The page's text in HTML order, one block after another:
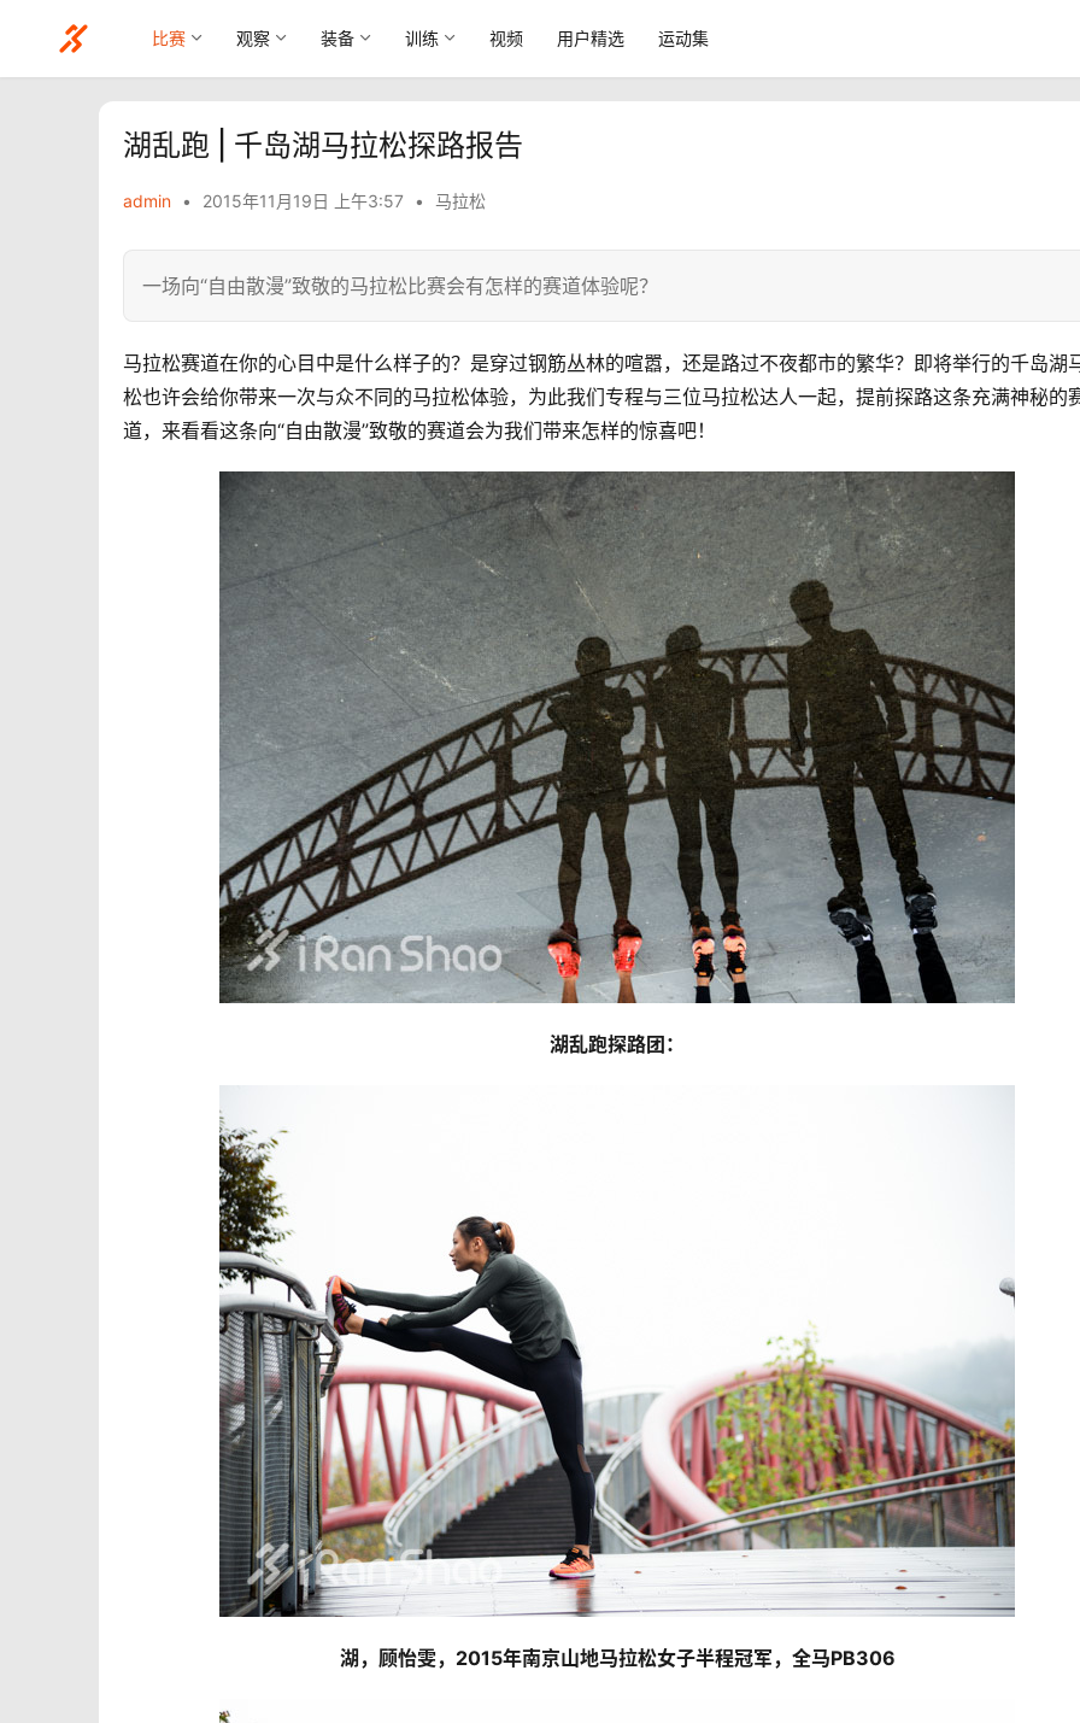
比赛 观察 装备 训练 视频 用户精选 运动集
湖乱跑 | 千岛湖马拉松探路报告
admin • 2015年11月19日 上午3:57 • 马拉松
一场向“自由散漫”致敬的马拉松比赛会有怎样的赛道体验呢？
马拉松赛道在你的心目中是什么样子的？是穿过钢筋丛林的喧嚣，还是路过不夜都市的繁华？即将举行的千岛湖
松也许会给你带来一次与众不同的马拉松体验，为此我们专程与三位马拉松达人一起，提前探路这条充满神秘的
道，来看看这条向“自由散漫”致敬的赛道会为我们带来怎样的惊喜吧！
湖乱跑探路团：
湖，顾怡雯，2015年南京山地马拉松女子半程冠军，全马PB306